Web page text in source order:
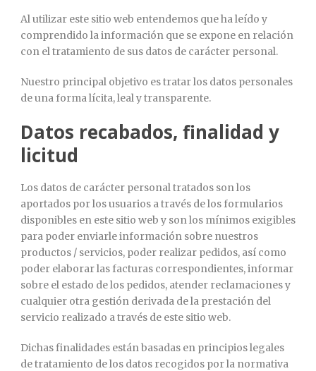
Al utilizar este sitio web entendemos que ha leído y
comprendido la información que se expone en relación
con el tratamiento de sus datos de carácter personal.
Nuestro principal objetivo es tratar los datos personales
de una forma lícita, leal y transparente.
Datos recabados, finalidad y
licitud
Los datos de carácter personal tratados son los
aportados por los usuarios a través de los formularios
disponibles en este sitio web y son los mínimos exigibles
para poder enviarle información sobre nuestros
productos / servicios, poder realizar pedidos, así como
poder elaborar las facturas correspondientes, informar
sobre el estado de los pedidos, atender reclamaciones y
cualquier otra gestión derivada de la prestación del
servicio realizado a través de este sitio web.
Dichas finalidades están basadas en principios legales
de tratamiento de los datos recogidos por la normativa